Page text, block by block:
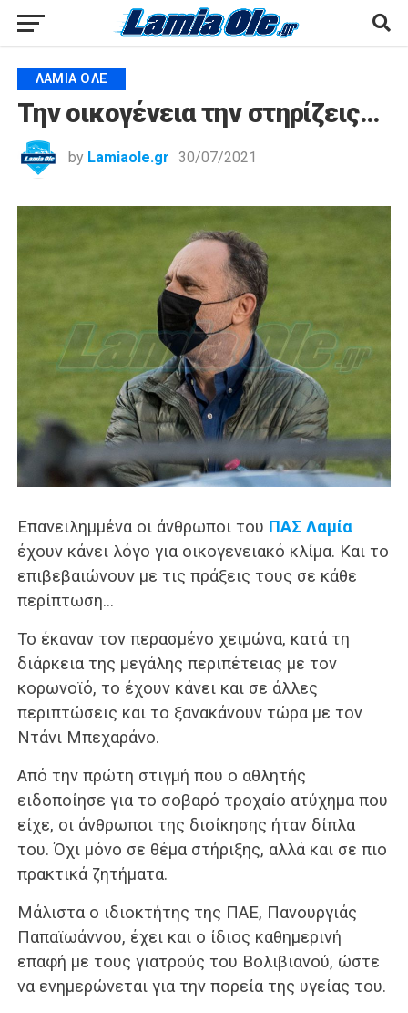
ΛΑΜΙΑ ΟΛΕ
Την οικογένεια την στηρίζεις…
by Lamiaole.gr 30/07/2021
Επανειλημμένα οι άνθρωποι του ΠΑΣ Λαμία
έχουν κάνει λόγο για οικογενειακό κλίμα. Και το
επιβεβαιώνουν με τις πράξεις τους σε κάθε
περίπτωση…
Το έκαναν τον περασμένο χειμώνα, κατά τη
διάρκεια της μεγάλης περιπέτειας με τον
κορωνοϊό, το έχουν κάνει και σε άλλες
περιπτώσεις και το ξανακάνουν τώρα με τον
Ντάνι Μπεχαράνο.
Από την πρώτη στιγμή που ο αθλητής
ειδοποίησε για το σοβαρό τροχαίο ατύχημα που
είχε, οι άνθρωποι της διοίκησης ήταν δίπλα
του. Όχι μόνο σε θέμα στήριξης, αλλά και σε πιο
πρακτικά ζητήματα.
Μάλιστα ο ιδιοκτήτης της ΠΑΕ, Πανουργιάς
Παπαϊωάννου, έχει και ο ίδιος καθημερινή
επαφή με τους γιατρούς του Βολιβιανού, ώστε
να ενημερώνεται για την πορεία της υγείας του.